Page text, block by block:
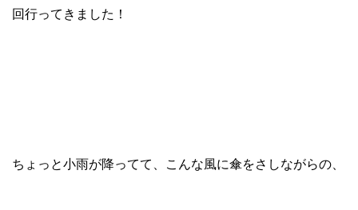
回行ってきました！
ちょっと小雨が降ってて、こんな風に傘をさしながらの、